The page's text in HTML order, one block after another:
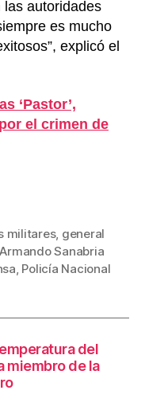
las autoridades
es mucho
explicó el
‘Pastor’,
el crimen de
militares, general
Sanabria
, Policía Nacional
del
miembro de la